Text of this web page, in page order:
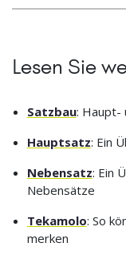
Lesen Sie
Satzbau: Haupt-
Hauptsatz: Ein
Nebensatz: Ein
Nebensätze
Tekamolo: So
merken